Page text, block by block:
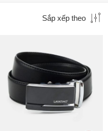
Sắp xếp theo